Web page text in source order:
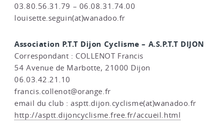
03.80.56.31.79 – 06.08.31.74.00
louisette.seguin(at)wanadoo.fr
Association P.T.T Dijon Cyclisme – A.S.P.T.T DIJON
Correspondant : COLLENOT Francis
54 Avenue de Marbotte, 21000 Dijon
06.03.42.21.10
francis.collenot@orange.fr
email du club : asptt.dijon.cyclisme(at)wanadoo.fr
http://asptt.dijoncyclisme.free.fr/accueil.html